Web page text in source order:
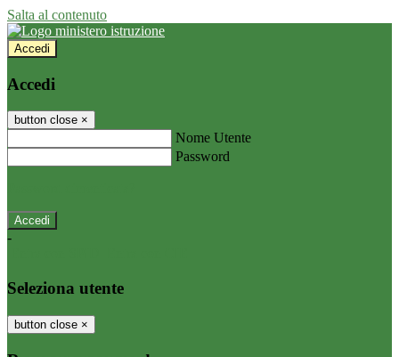
Salta al contenuto
Accedi
Accedi
button close ×
Nome Utente
Password
-
Seleziona utente
button close ×